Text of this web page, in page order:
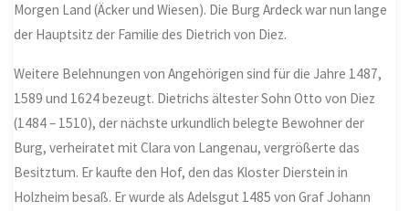
Morgen Land (Äcker und Wiesen). Die Burg Ardeck war nun lange
der Hauptsitz der Familie des Dietrich von Diez.
Weitere Belehnungen von Angehörigen sind für die Jahre 1487,
1589 und 1624 bezeugt. Dietrichs ältester Sohn Otto von Diez
(1484 – 1510), der nächste urkundlich belegte Bewohner der
Burg, verheiratet mit Clara von Langenau, vergrößerte das
Besitztum. Er kaufte den Hof, den das Kloster Dierstein in
Holzheim besaß. Er wurde als Adelsgut 1485 von Graf Johann